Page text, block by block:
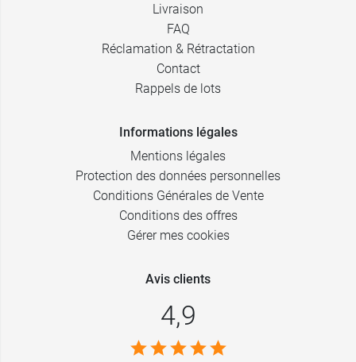
Livraison
FAQ
Réclamation & Rétractation
Contact
Rappels de lots
Informations légales
Mentions légales
Protection des données personnelles
Conditions Générales de Vente
Conditions des offres
Gérer mes cookies
Avis clients
4,9